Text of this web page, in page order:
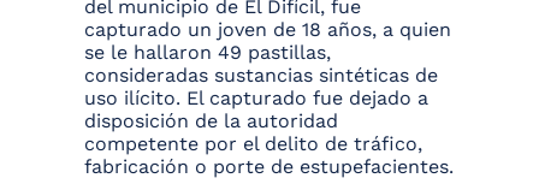
del municipio de El Difícil, fue
capturado un joven de 18 años, a quien
se le hallaron 49 pastillas,
consideradas sustancias sintéticas de
uso ilícito. El capturado fue dejado a
disposición de la autoridad
competente por el delito de tráfico,
fabricación o porte de estupefacientes.